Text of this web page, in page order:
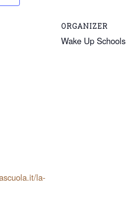
la-
ORGANIZER
Wake Up Schools